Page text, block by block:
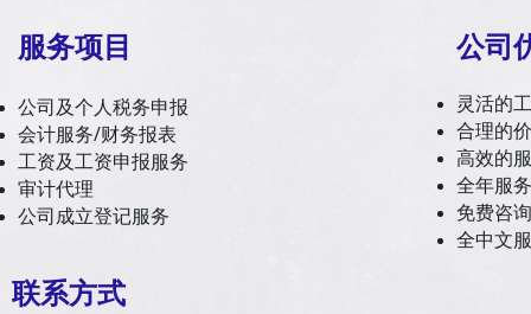
服务项目
公司及个人税务申报
会计服务/财务报表
工资及工资申报服务
审计代理
公司成立登记服务
联系方式
公司
灵活的
合理的
高效的
全年服务
免费咨询
全中文